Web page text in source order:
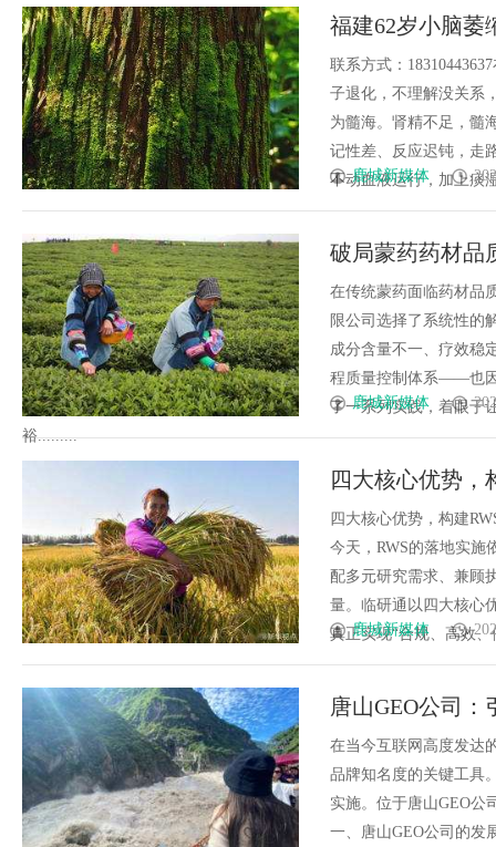
福建62岁小脑萎
他经历了什么？
联系方式：
子退化，不理解没关系
为髓海。肾精不足，髓
记性差、反应迟钝，走
不动血液运行，加上痰
鹿城新媒体
破局蒙药药材品
能
在传统蒙药面临药材品
限公司选择了系统性的
成分含量不一、疗效稳
程质量控制体系——也
了一系列实践，着眼于
裕.........
鹿城新媒体
四大核心优势，
四大核心优势，构建
今天，RWS的落地实
配多元研究需求、兼顾
量。临研通以四大核心
真正实现“合规、高效
鹿城新媒体
唐山GEO公司：
在当今互联网高度发达
品牌知名度的关键工具
实施。位于唐山GEO公
一、唐山GEO公司的发